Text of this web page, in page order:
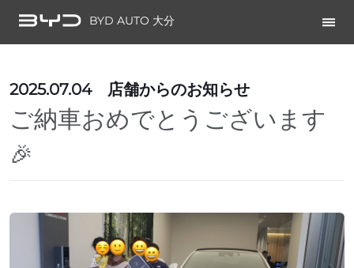
BYD AUTO 大分
2025.07.04 店舗からのお知らせ
ご納車おめでとうございます
🎉